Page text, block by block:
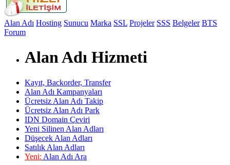
Alan Adı Hosting Sunucu Marka SSL Projeler SSS Belgeler BTS
Forum
Alan Adı Hizmeti
Kayıt, Backorder, Transfer
Alan Adı Kampanyaları
Ücretsiz Alan Adı Takip
Ücretsiz Alan Adı Park
IDN Domain Çeviri
Yeni Silinen Alan Adları
Düşecek Alan Adları
Satılık Alan Adları
Yeni: Alan Adı Ara